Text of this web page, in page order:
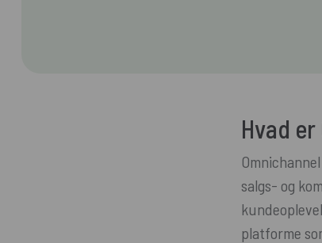
Hvad
salgs- og
platforme